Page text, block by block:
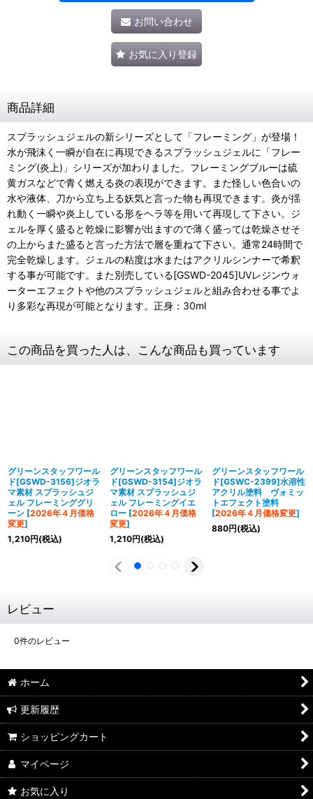
お問い合わせ
お気に入り登録
商品詳細
スプラッシュジェルの新シリーズとして「フレーミング」が登場！
水が飛沫く一瞬が自在に再現できるスプラッシュジェルに「フレー
ミング(炎上)」シリーズが加わりました。フレーミングブルーは硫
黄ガスなどで青く燃える炎の表現ができます。また怪しい色合いの
水や液体、刀から立ち上る妖気と言った物も再現できます。炎が揺
れ動く一瞬や炎上している形をヘラ等を用いて再現して下さい。ジ
ェルを厚く盛ると乾燥に影響が出ますので薄く盛っては乾燥させそ
の上からまた盛ると言った方法で層を重ねて下さい。通常24時間で
完全乾燥します。ジェルの粘度は水またはアクリルシンナーで希釈
する事が可能です。また別売している[GSWD-2045]UVレジンウォ
ーターエフェクトや他のスプラッシュジェルと組み合わせる事でよ
り多彩な再現が可能となります。正身：30ml
この商品を買った人は、こんな商品も買っています
グリーンスタッフワール
ド[GSWD-3156]ジオラ
マ素材 スプラッシュジ
ェル フレーミンググリ
ーン [2026年４月価格
変更]
1,210円(税込)
グリーンスタッフワール
ド[GSWD-3154]ジオラ
マ素材 スプラッシュジ
ェル フレーミングイエ
ロー [2026年４月価格
変更]
1,210円(税込)
グリーンスタッフワール
ド[GSWC-2399]水溶性
アクリル塗料 ヴォミッ
トエフェクト塗料
[2026年４月価格変更]
880円(税込)
レビュー
0件のレビュー
ホーム
更新履歴
ショッピングカート
マイページ
お気に入り